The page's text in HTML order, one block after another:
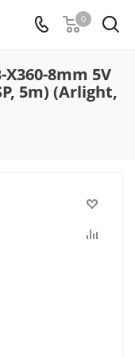
0
8mm 5V
5m) (Arlight,